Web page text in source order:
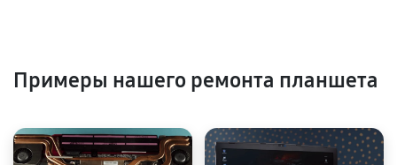
Примеры нашего ремонта планшета